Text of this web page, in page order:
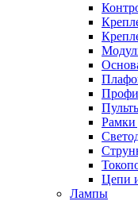
Рамки
Цепи
Лампы